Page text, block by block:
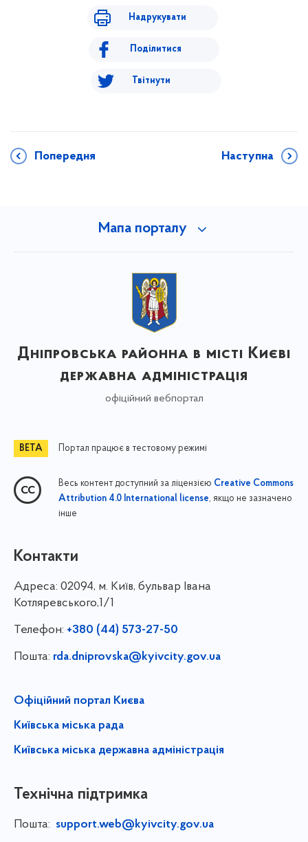
Надрукувати
Поділитися
Твітнути
Попередня Наступна
Мапа порталу
Дніпровська районна в місті Києві
державна адміністрація
офіційний вебпортал
Портал працює в тестовому режимі
Весь контент доступний за ліцензією Creative Commons
Attribution 4.0 International license, якщо не зазначено
інше
Контакти
Адреса: 02094, м. Київ, бульвар Івана
Котляревського,1/1
Телефон: +380 (44) 573-27-50
Пошта: rda.dniprovska@kyivcity.gov.ua
Офіційний портал Києва
Київська міська рада
Київська міська державна адміністрація
Технічна підтримка
Пошта: support.web@kyivcity.gov.ua